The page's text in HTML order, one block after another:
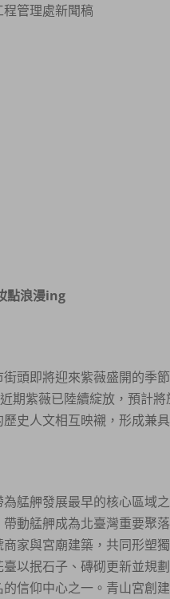
管理處新聞稿
點浪漫ing
頭即將迎來紫薇盛開的季
期紫薇已陸續綻放，預計
史人文相互映襯，形成兼
艋舺發展最早的核心區域
動艋舺成為北臺灣重要聚
家與宮廟建築，共同形塑
以抿石子、磚砌更新並規
信仰中心之一。青山宮創